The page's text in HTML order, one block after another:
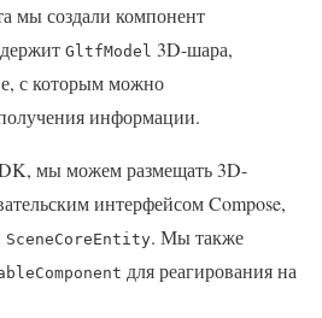
мы создали компонент
GltfModel 3D-шара,
с которым можно
информации.
мы можем размещать 3D-
интерфейсом Compose,
SceneCoreEntity. Мы также
для реагирования на